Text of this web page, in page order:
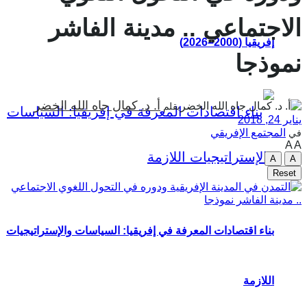
إفريقيا (2000–2026)
بناء اقتصادات المعرفة في إفريقيا: السياسات والإستراتيجيات
اللازمة
الاجتماعي .. مدينة الفاشر
نموذجا
بقلم أ. د. كمال جاه الله الخضر
يناير 24, 2018
في
المجتمع الإفريقي
AA
A
A
Reset